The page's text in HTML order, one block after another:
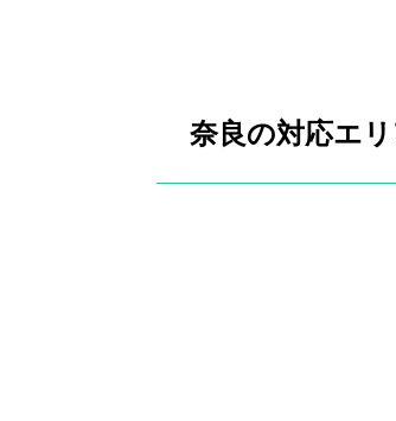
奈良の対応エ